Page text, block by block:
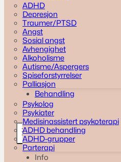
ADHD
Depresjon
Traumer/PTSD
Angst
Sosial angst
Avhengighet
Alkoholisme
Autisme/Aspergers
Spiseforstyrrelser
Palliasjon
Behandling
Psykolog
Psykiater
Medisinassistert psykoterapi
ADHD behandling
ADHD-grupper
Parterapi
Info